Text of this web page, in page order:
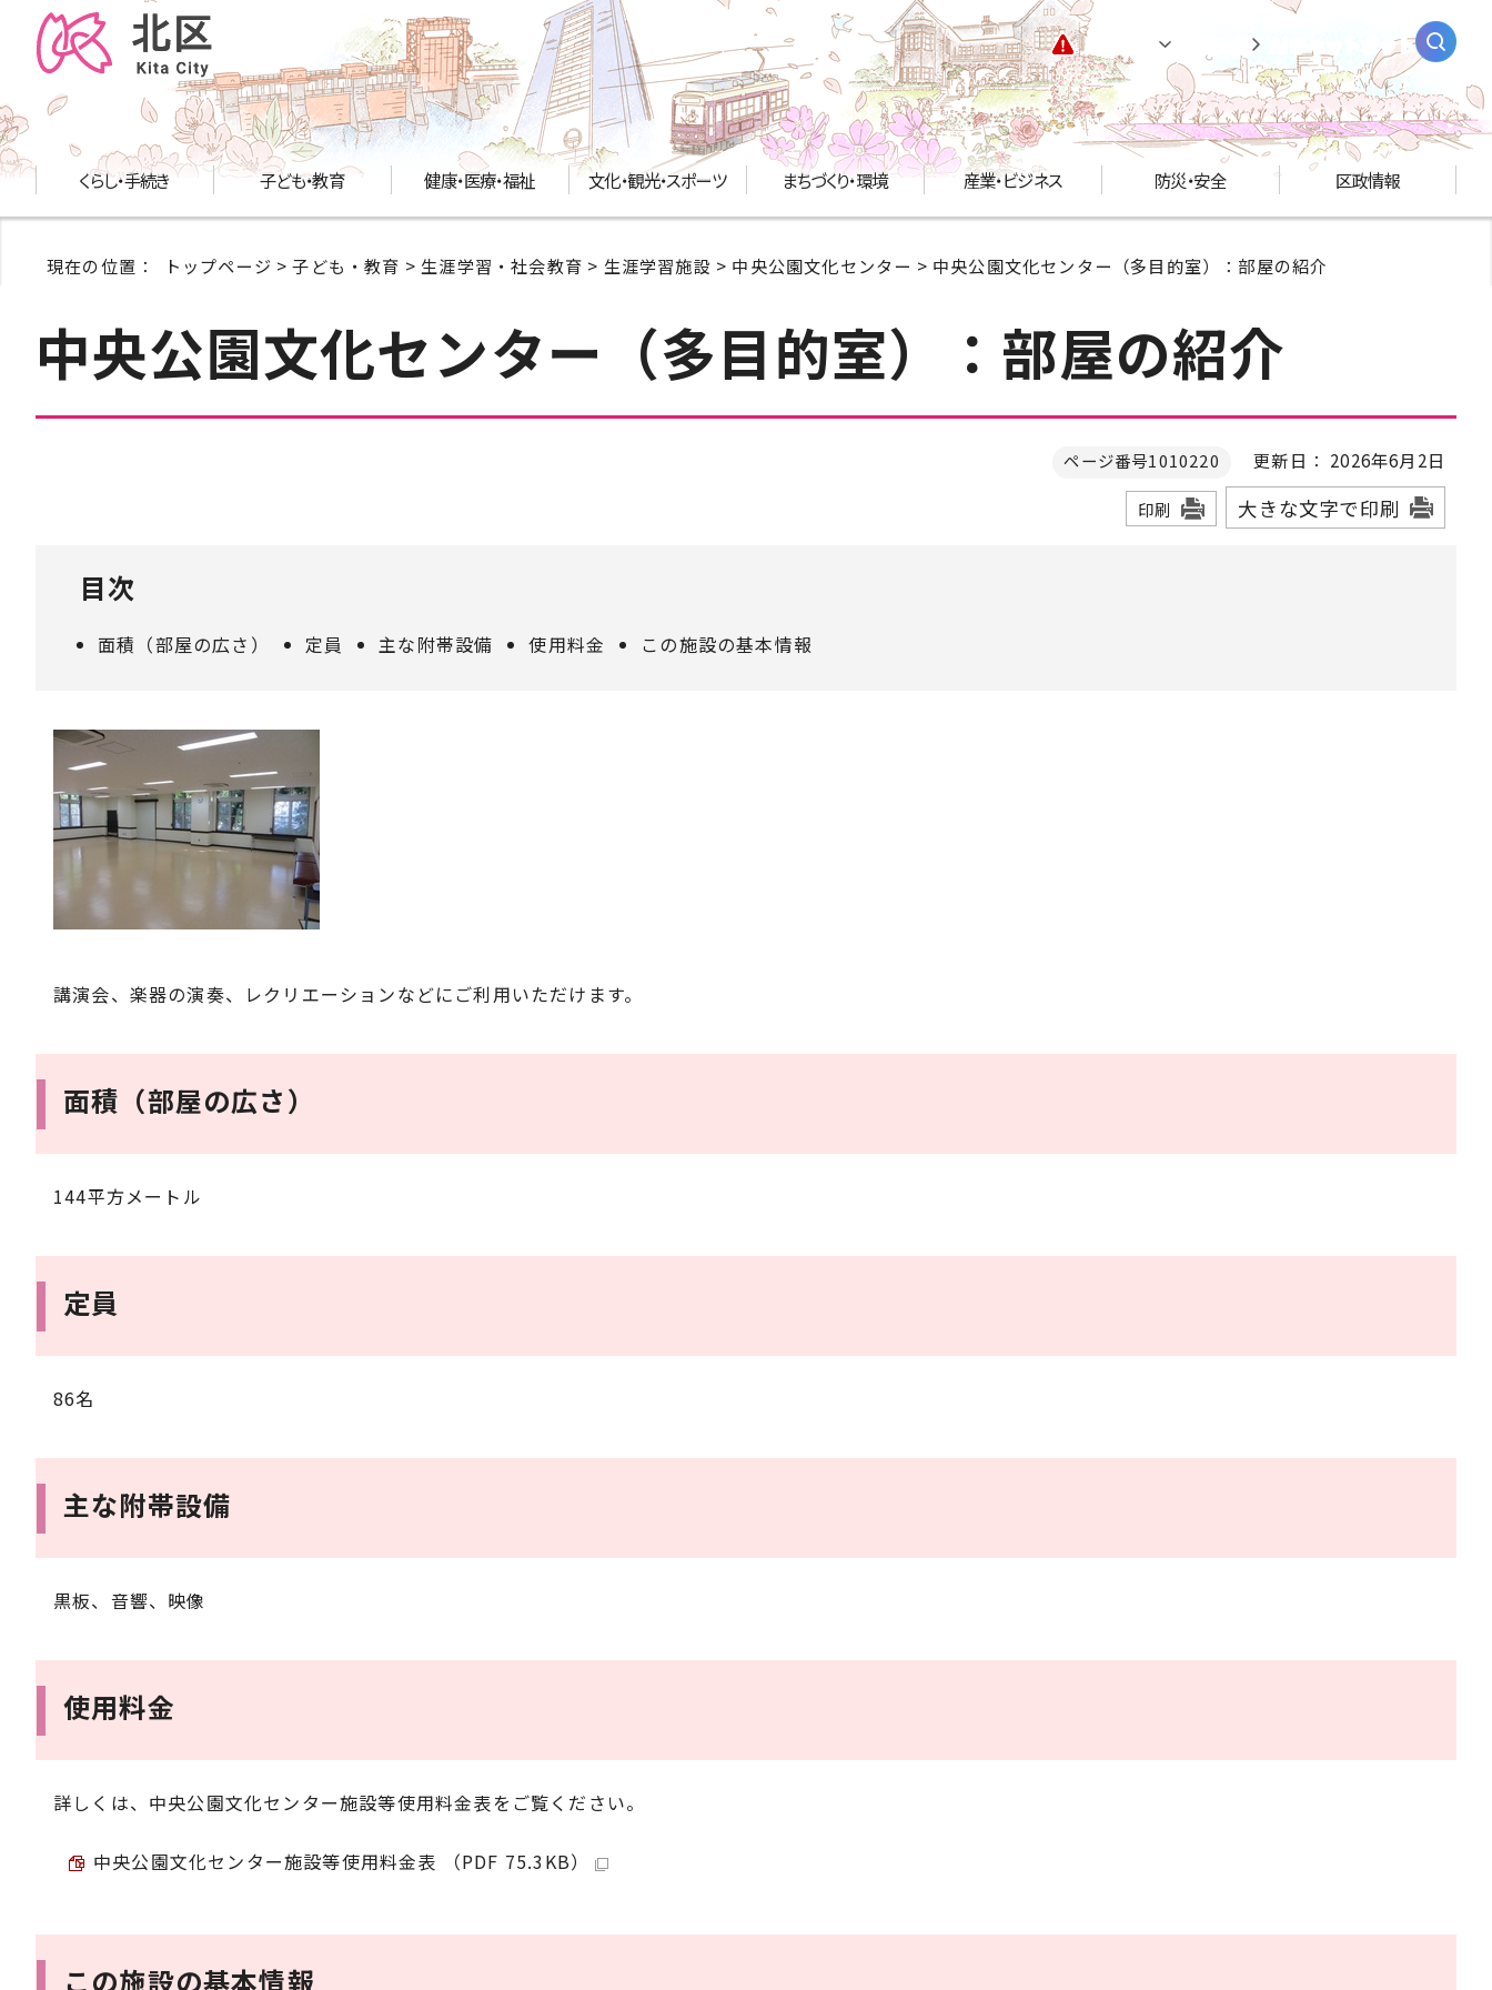
緊急情報 AIチャットボット
くらし・手続き 子ども・教育 健康・医療・福祉 文化・観光・スポーツ まちづくり・環境 産業・ビジネス 防災・安全 区政情報
現在の位置： トップページ >子ども・教育 > 生涯学習・社会教育 > 生涯学習施設 > 中央公園文化センター > 中央公園文化センター（多目的室）：部屋の紹介
中央公園文化センター（多目的室）：部屋の紹介
ページ番号1010220 更新日： 2026年6月2日
印刷 大きな文字で印刷
目次
面積（部屋の広さ） 定員 主な附帯設備 使用料金 この施設の基本情報
講演会、楽器の演奏、レクリエーションなどにご利用いただけます。
面積（部屋の広さ）
144平方メートル
定員
86名
主な附帯設備
黒板、音響、映像
使用料金
詳しくは、中央公園文化センター施設等使用料金表をご覧ください。
中央公園文化センター施設等使用料金表 （PDF 75.3KB）
この施設の基本情報